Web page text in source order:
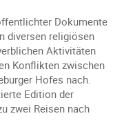
Dokumente
diversen religiösen
Aktivitäten
Konflikten zwischen
Hofes nach.
Edition der
zwei Reisen nach